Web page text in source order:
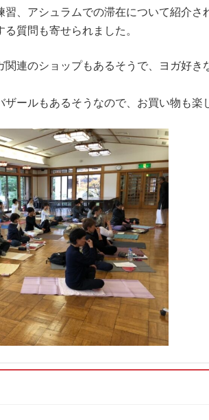
、アシュラムでの滞在について紹介さ
質問も寄せられました。
関連のショップもあるそうで、ヨガ好き
ールもあるそうなので、お買い物も楽